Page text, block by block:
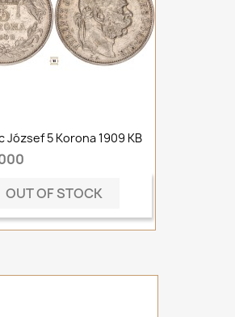
József 5 Korona 1909 KB
OUT OF STOCK